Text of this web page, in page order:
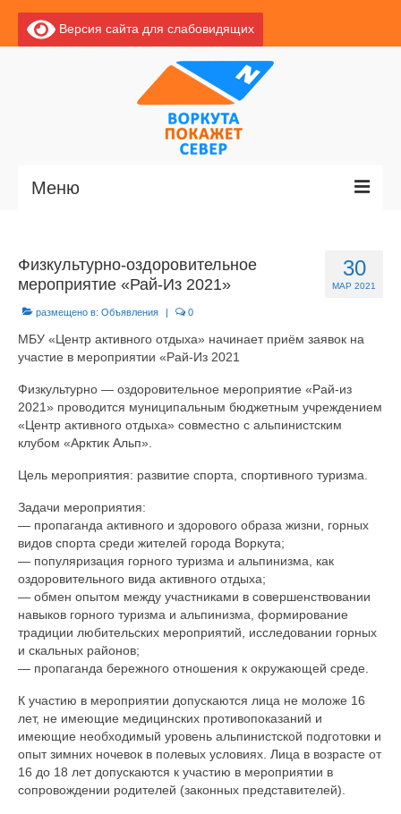
Версия сайта для слабовидящих
Меню
Новости
О Воркуте
Базы отдыха
Документы
30
МАР 2021
Физкультурно-оздоровительное
мероприятие «Рай-Из 2021»
размещено в: Объявления | 0
МБУ «Центр активного отдыха» начинает приём заявок на
участие в мероприятии «Рай-Из 2021
Физкультурно — оздоровительное мероприятие «Рай-из
2021» проводится муниципальным бюджетным учреждением
«Центр активного отдыха» совместно с альпинистским
клубом «Арктик Альп».
Цель мероприятия: развитие спорта, спортивного туризма.
Задачи мероприятия:
— пропаганда активного и здорового образа жизни, горных
видов спорта среди жителей города Воркута;
— популяризация горного туризма и альпинизма, как
оздоровительного вида активного отдыха;
— обмен опытом между участниками в совершенствовании
навыков горного туризма и альпинизма, формирование
традиции любительских мероприятий, исследовании горных
и скальных районов;
— пропаганда бережного отношения к окружающей среде.
К участию в мероприятии допускаются лица не моложе 16
лет, не имеющие медицинских противопоказаний и
имеющие необходимый уровень альпинистской подготовки и
опыт зимних ночевок в полевых условиях. Лица в возрасте от
16 до 18 лет допускаются к участию в мероприятии в
сопровождении родителей (законных представителей).